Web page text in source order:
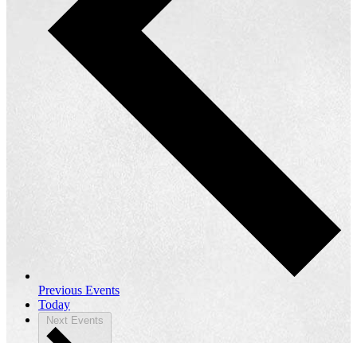
Previous Events
Today
Next Events